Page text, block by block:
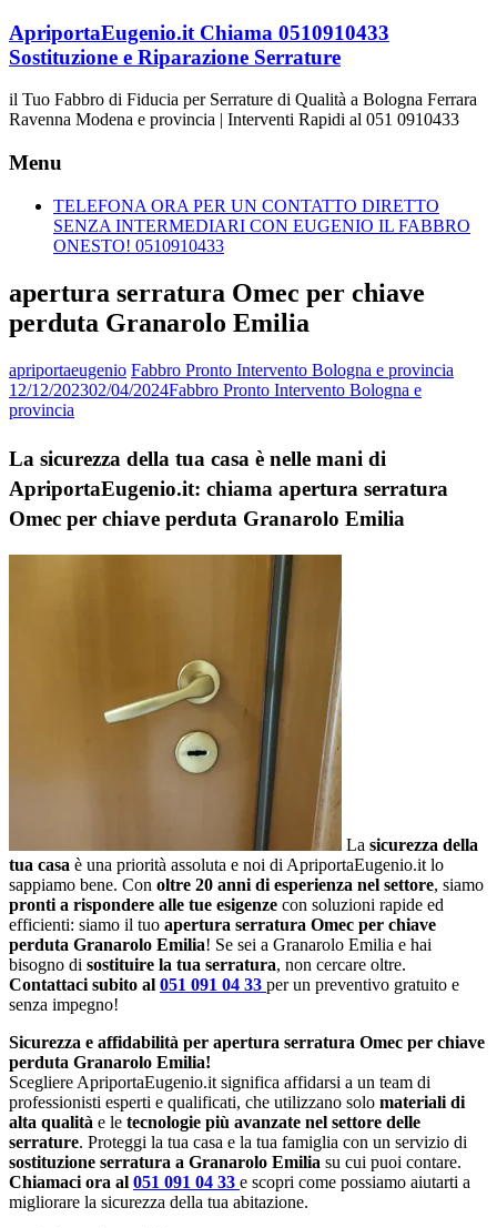
Vai
al
contenuto
ApriportaEugenio.it Chiama 0510910433
Sostituzione e Riparazione Serrature
il Tuo Fabbro di Fiducia per Serrature di Qualità a Bologna Ferrara
Ravenna Modena e provincia | Interventi Rapidi al 051 0910433
Menu
TELEFONA ORA PER UN CONTATTO DIRETTO
SENZA INTERMEDIARI CON EUGENIO IL FABBRO
ONESTO! 0510910433
apertura serratura Omec per chiave
perduta Granarolo Emilia
apriportaeugenio Fabbro Pronto Intervento Bologna e provincia
12/12/202302/04/2024Fabbro Pronto Intervento Bologna e
provincia
La sicurezza della tua casa è nelle mani di
ApriportaEugenio.it: chiama apertura serratura
Omec per chiave perduta Granarolo Emilia
La sicurezza della
tua casa è una priorità assoluta e noi di ApriportaEugenio.it lo
sappiamo bene. Con oltre 20 anni di esperienza nel settore, siamo
pronti a rispondere alle tue esigenze con soluzioni rapide ed
efficienti: siamo il tuo apertura serratura Omec per chiave
perduta Granarolo Emilia! Se sei a Granarolo Emilia e hai
bisogno di sostituire la tua serratura, non cercare oltre.
Contattaci subito al 051 091 04 33 per un preventivo gratuito e
senza impegno!
Sicurezza e affidabilità per apertura serratura Omec per chiave
perduta Granarolo Emilia!
Scegliere ApriportaEugenio.it significa affidarsi a un team di
professionisti esperti e qualificati, che utilizzano solo materiali di
alta qualità e le tecnologie più avanzate nel settore delle
serrature. Proteggi la tua casa e la tua famiglia con un servizio di
sostituzione serratura a Granarolo Emilia su cui puoi contare.
Chiamaci ora al 051 091 04 33 e scopri come possiamo aiutarti a
migliorare la sicurezza della tua abitazione.